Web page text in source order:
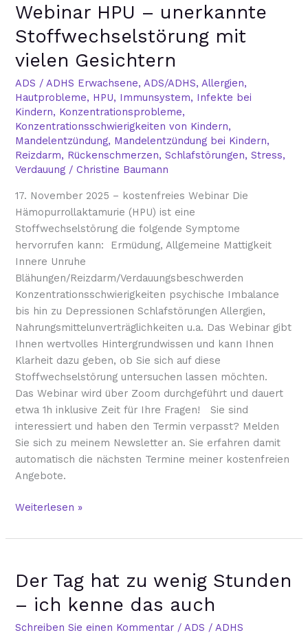
Webinar HPU – unerkannte
Stoffwechselstörung mit
vielen Gesichtern
ADS / ADHS Erwachsene,ADS/ADHS,Allergien,
Hautprobleme, HPU, Immunsystem, Infekte bei
Kindern, Konzentrationsprobleme,
Konzentrationsschwierigkeiten von Kindern,
Mandelentzündung, Mandelentzündung bei Kindern,
Reizdarm, Rückenschmerzen,Schlafstörungen,Stress,
Verdauung /Christine Baumann
17. November 2025 – kostenfreies Webinar Die
Hämopurrollaktamurie (HPU) ist eine
Stoffwechselstörung die folgende Symptome
hervorrufen kann: Ermüdung, Allgemeine Mattigkeit
Innere Unruhe
Blähungen/Reizdarm/Verdauungsbeschwerden
Konzentrationsschwierigkeiten psychische Imbalance
bis hin zu Depressionen Schlafstörungen Allergien,
Nahrungsmittelunverträglichkeiten u.a. Das Webinar gibt
Ihnen wertvolles Hintergrundwissen und kann Ihnen
Klarheit dazu geben, ob Sie sich auf diese
Stoffwechselstörung untersuchen lassen möchten.
Das Webinar wird über Zoom durchgeführt und dauert
etwa 1h inklusive Zeit für Ihre Fragen! Sie sind
interessiert und haben den Termin verpasst? Melden
Sie sich zu meinem Newsletter an. Sie erfahren damit
automatisch die nächsten Termine meiner kostenfreien
Angebote.
HPU
unerkannte
Stoffwechselstörung
vielen
Gesichtern
Weiterlesen »
Der Tag hat zu wenig Stunden
– ich kenne das auch
Schreiben Sie einen Kommentar /ADS / ADHS
Tag
zu
wenig